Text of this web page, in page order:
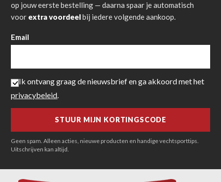
op jouw eerste bestelling — daarna spaar je automatisch
voor extra voordeelbij iedere volgende aankoop.
Email
Ik ontvang graag de nieuwsbrief en ga akkoord met het
privacybeleid.
Geen spam. Alleen acties, nieuwe producten en handige vechtsporttips.
Uitschrijven kan altijd.